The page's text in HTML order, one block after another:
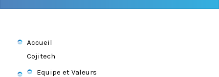
Accueil
Cojitech
Equipe et Valeurs